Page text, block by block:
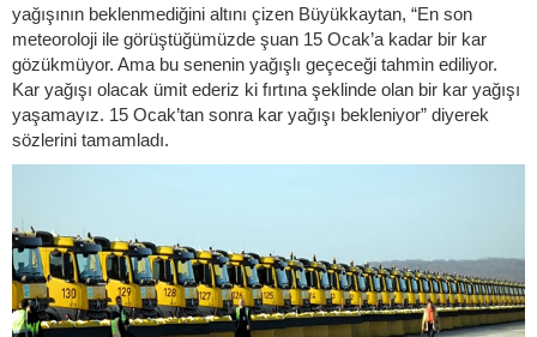
yağışının beklenmediğini altını çizen Büyükkaytan, “En son
meteoroloji ile görüştüğümüzde şuan 15 Ocak’a kadar bir kar
gözükmüyor. Ama bu senenin yağışlı geçeceği tahmin ediliyor.
Kar yağışı olacak ümit ederiz ki fırtına şeklinde olan bir kar yağışı
yaşamayız. 15 Ocak’tan sonra kar yağışı bekleniyor” diyerek
sözlerini tamamladı.